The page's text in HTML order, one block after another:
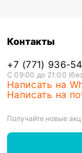
Контакты
+7 (771) 936-
С 09:00 до 21:00
Написать на
Написать на
Получайте новые